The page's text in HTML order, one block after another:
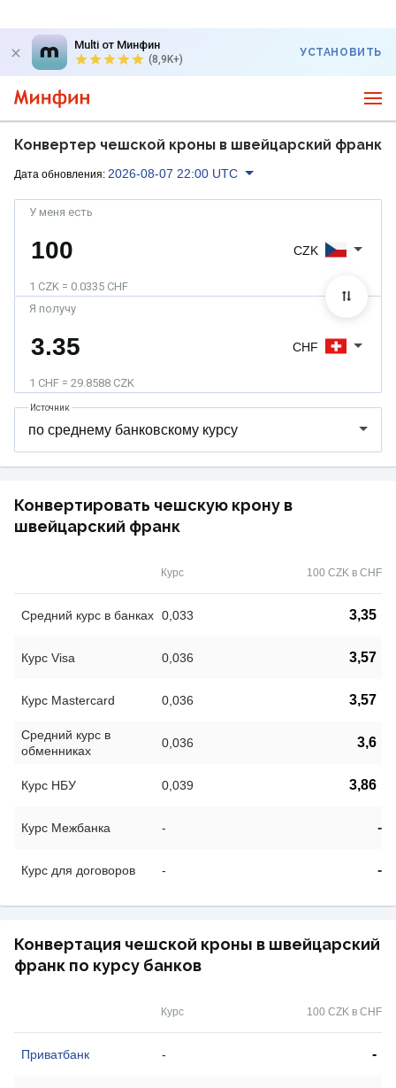
Multi от Минфин
(8,9K+)
УСТАНОВИТЬ
Конвертер чешской кроны в швейцарский франк
Дата обновления: 2026-08-07 22:00 UTC
У меня есть
1 CZK = 0.0335 CHF
CZK
Я получу
1 CHF = 29.8588 CZK
CHF
Источник
Конвертировать чешскую крону в
швейцарский франк
Курс 100 CZK в CHF
Средний курс в банках 0,033 3,35
Курс Visa 0,036 3,57
Курс Mastercard 0,036 3,57
Средний курс в
обменниках
0,036 3,6
Курс НБУ 0,039 3,86
Курс Межбанка - -
Курс для договоров - -
Конвертация чешской кроны в швейцарский
франк по курсу банков
Курс 100 CZK в CHF
Приватбанк - -